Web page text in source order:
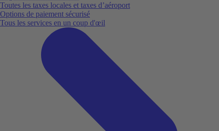
Toutes les taxes locales et taxes d’aéroport
Options de paiement sécurisé
Tous les services en un coup d'œil